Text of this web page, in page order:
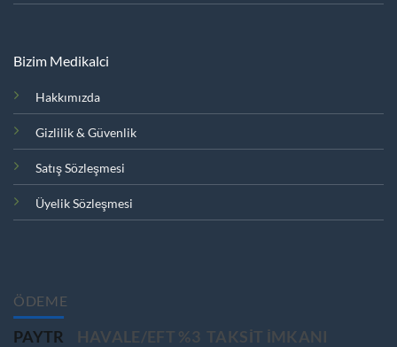
Bizim Medikalci
Hakkımızda
Gizlilik & Güvenlik
Satış Sözleşmesi
Üyelik Sözleşmesi
ÖDEME
PAYTR HAVALE/EFT %3 TAKSIT IMKANI